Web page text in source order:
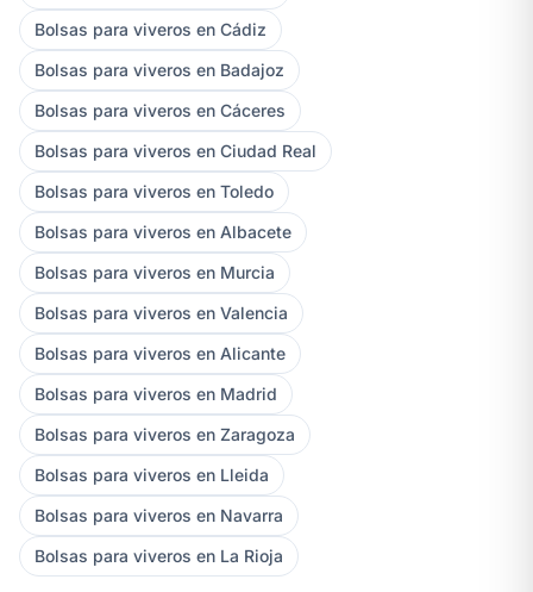
Bolsas para viveros en Cádiz
Bolsas para viveros en Badajoz
Bolsas para viveros en Cáceres
Bolsas para viveros en Ciudad Real
Bolsas para viveros en Toledo
Bolsas para viveros en Albacete
Bolsas para viveros en Murcia
Bolsas para viveros en Valencia
Bolsas para viveros en Alicante
Bolsas para viveros en Madrid
Bolsas para viveros en Zaragoza
Bolsas para viveros en Lleida
Bolsas para viveros en Navarra
Bolsas para viveros en La Rioja